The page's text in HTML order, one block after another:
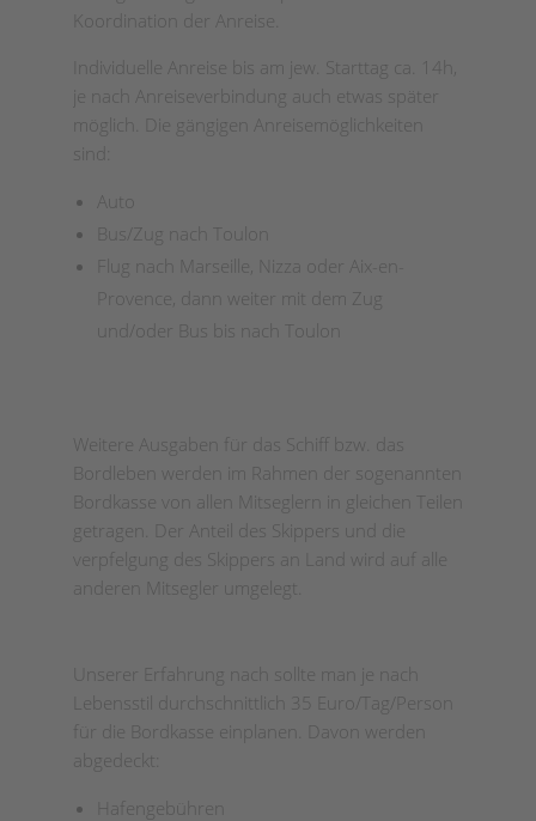
Koordination der Anreise.
Individuelle Anreise bis am jew. Starttag ca. 14h,
je nach Anreiseverbindung auch etwas später
möglich. Die gängigen Anreisemöglichkeiten
sind:
Auto
Bus/Zug nach Toulon
Flug nach Marseille, Nizza oder Aix-en-
Provence, dann weiter mit dem Zug
und/oder Bus bis nach Toulon
Weitere Ausgaben für das Schiff bzw. das
Bordleben werden im Rahmen der sogenannten
Bordkasse von allen Mitseglern in gleichen Teilen
getragen. Der Anteil des Skippers und die
verpfelgung des Skippers an Land wird auf alle
anderen Mitsegler umgelegt.
Unserer Erfahrung nach sollte man je nach
Lebensstil durchschnittlich 35 Euro/Tag/Person
für die Bordkasse einplanen. Davon werden
abgedeckt:
Hafengebühren